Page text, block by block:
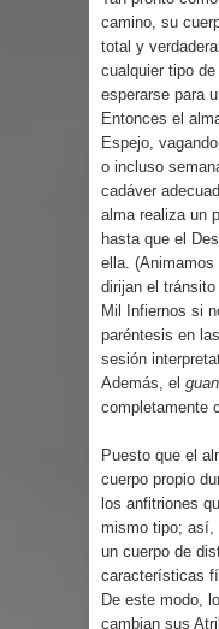
camino, su
total y
cualquier tipo
esperarse para
Entonces el
Espejo,
o incluso
cadáver
alma realiza un
hasta que el
ella. (Animamos
dirijan el
Mil Infiernos si
paréntesis en
sesión
Además, el
completamente
Puesto que el
cuerpo propio
los anfitriones
mismo tipo; así,
un cuerpo de
características
De este modo,
cambian sus